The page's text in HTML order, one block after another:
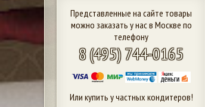
Представленные на сайте товары
можно заказать у нас в Москве по
телефону
8 (495) 744-0165
Или купить у частных кондитеров!